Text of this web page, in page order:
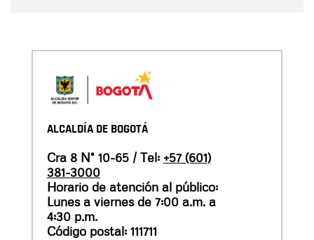
ALCALDÍA DE BOGOTÁ
Cra 8 N° 10-65 / Tel: +57 (601)
381-3000
Horario de atención al público:
Lunes a viernes de 7:00 a.m. a
4:30 p.m.
Código postal: 111711